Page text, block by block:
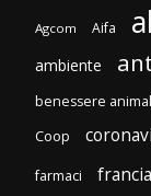
Agcom Aifa
ambiente
benessere
Coop
farmaci francia